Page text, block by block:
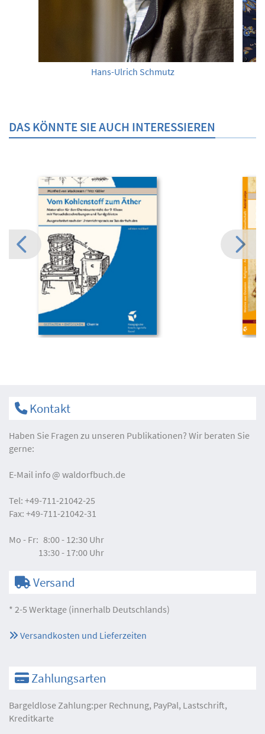
Hans-Ulrich Schmutz
DAS KÖNNTE SIE AUCH INTERESSIEREN
Kontakt
Haben Sie Fragen zu unseren Publikationen? Wir beraten Sie
gerne:
E-Mail info waldorfbuch.de
Tel: +49-711-21042-25
Fax: +49-711-21042-31
Mo - Fr: 8:00 - 12:30 Uhr
13:30 - 17:00 Uhr
Versand
* 2-5 Werktage (innerhalb Deutschlands)
Versandkosten und Lieferzeiten
Zahlungsarten
Bargeldlose Zahlung:per Rechnung, PayPal, Lastschrift,
Kreditkarte